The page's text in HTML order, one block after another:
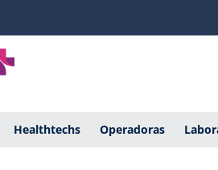
Healthtechs Operadoras